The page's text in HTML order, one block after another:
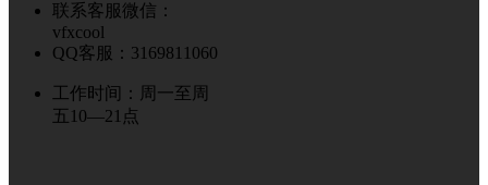
联系客服微信：
vfxcool
QQ客服：3169811060
工作时间：周一至周
五10—21点